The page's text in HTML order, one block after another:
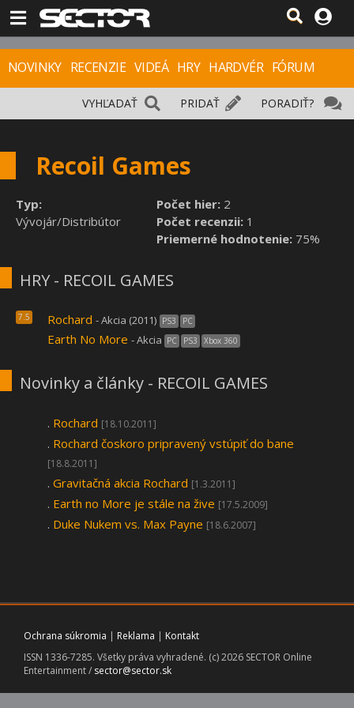
NOVINKY RECENZIE VIDEÁ HRY HARDVÉR FÓRUM
PORADIŤ?
PRIDAŤ
VYHĽADAŤ
Recoil Games
Počet hier: 2
Počet recenzii: 1
Priemerné hodnotenie: 75%
Typ:
Vývojár/Distribútor
HRY - RECOIL GAMES
Rochard - Akcia (2011) PS3 PC
7.5
Earth No More - Akcia PC PS3 Xbox 360
Novinky a články - RECOIL GAMES
. Rochard [18.10.2011]
. Rochard čoskoro pripravený vstúpiť do bane
[18.8.2011]
. Gravitačná akcia Rochard [1.3.2011]
. Earth no More je stále na žive [17.5.2009]
. Duke Nukem vs. Max Payne [18.6.2007]
Ochrana súkromia | Reklama | Kontakt
ISSN 1336-7285. Všetky práva vyhradené. (c) 2026 SECTOR Online
Entertainment / sector@sector.sk